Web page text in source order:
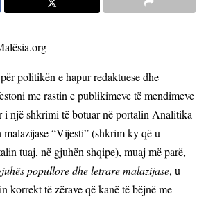
politikën e hapur redaktuese dhe
me rastin e publikimeve të mendimeve
i një shkrimi të botuar në portalin Analitika
malazijase“Vijesti” (shkrim ky që u
tuaj, në gjuhën shqipe), muaj më parë,
popullore dhe letrare malazijase, u
korrekt të zërave që kanë të bëjnë me